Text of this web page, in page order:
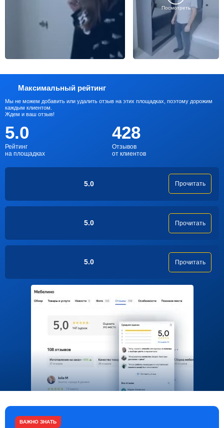
Посмотреть
Максимальный рейтинг
Мы не можем добавить или удалить отзыв на этих площадках, поэтому дорожим
каждым клиентом.
Ждем и ваш отзыв!
5.0
Рейтинг
на площадках
428
Отзывов
от клиентов
5.0 Прочитать
5.0 Прочитать
5.0 Прочитать
ВАЖНО ЗНАТЬ